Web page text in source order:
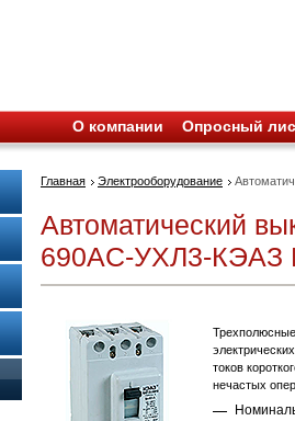
О компании Опросный
Главная Электрооборудование
Автоматический
690AC-УХЛ3-КЭАЗ
Трехполюсные
токов
нечастых